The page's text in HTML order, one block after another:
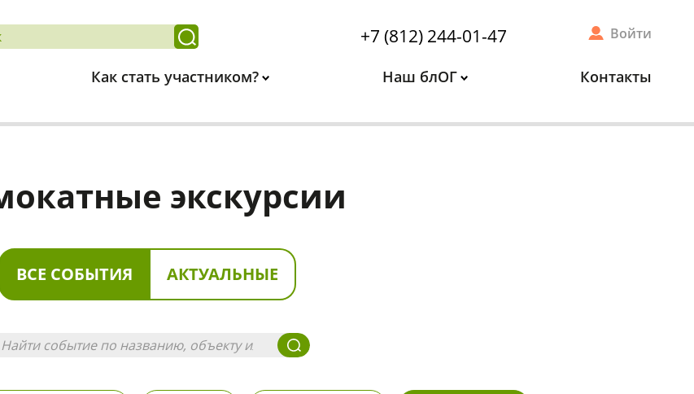
+7 (812) 244-01-47 Войти
Как стать участником? Наш блОГ Контакты
экскурсии
ВСЕ СОБЫТИЯ АКТУАЛЬНЫЕ